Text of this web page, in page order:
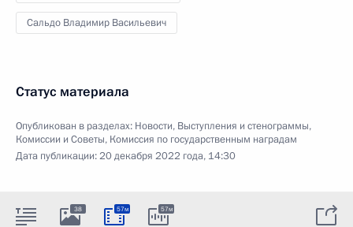
Сальдо Владимир Васильевич
Статус материала
Опубликован в разделах: Новости, Выступления и стенограммы,
Комиссии и Советы, Комиссия по государственным наградам
Дата публикации:20 декабря 2022 года, 14:30
38 57м 57м